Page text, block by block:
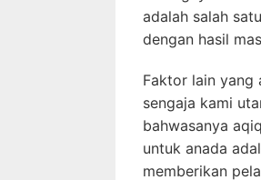
adalah salah
dengan hasil
Faktor lain yang
sengaja kami
bahwasanya
untuk anada
memberikan